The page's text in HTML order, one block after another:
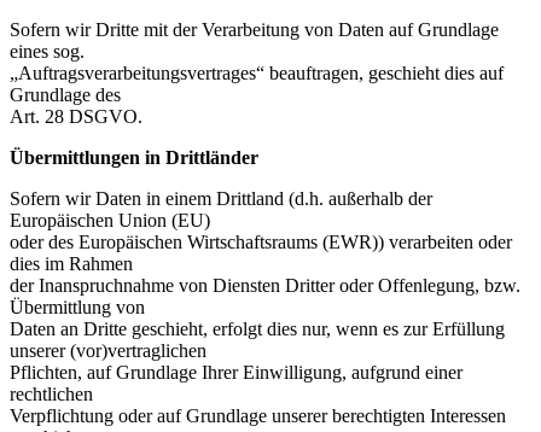
Sofern wir Dritte mit der Verarbeitung von Daten auf Grundlage
eines sog.
„Auftragsverarbeitungsvertrages“ beauftragen, geschieht dies auf
Grundlage des
Art. 28 DSGVO.
Übermittlungen in Drittländer
Sofern wir Daten in einem Drittland (d.h. außerhalb der
Europäischen Union (EU)
oder des Europäischen Wirtschaftsraums (EWR)) verarbeiten oder
dies im Rahmen
der Inanspruchnahme von Diensten Dritter oder Offenlegung, bzw.
Übermittlung von
Daten an Dritte geschieht, erfolgt dies nur, wenn es zur Erfüllung
unserer (vor)vertraglichen
Pflichten, auf Grundlage Ihrer Einwilligung, aufgrund einer
rechtlichen
Verpflichtung oder auf Grundlage unserer berechtigten Interessen